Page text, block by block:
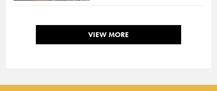
VIEW MORE